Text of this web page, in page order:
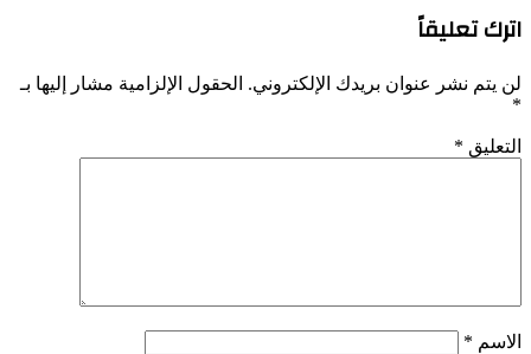
اترك تعليقاً
لن يتم نشر عنوان بريدك الإلكتروني. الحقول الإلزامية مشار إليها بـ
*
التعليق *
الاسم *